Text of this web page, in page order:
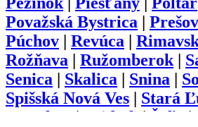
Považská Bystrica | Prešov
Púchov | Revúca |
Rožňava | Ružomberok |
Senica | Skalica | Snina |
Spišská Nová Ves | Stará
Stropkov
| Svidník | Šaľa |